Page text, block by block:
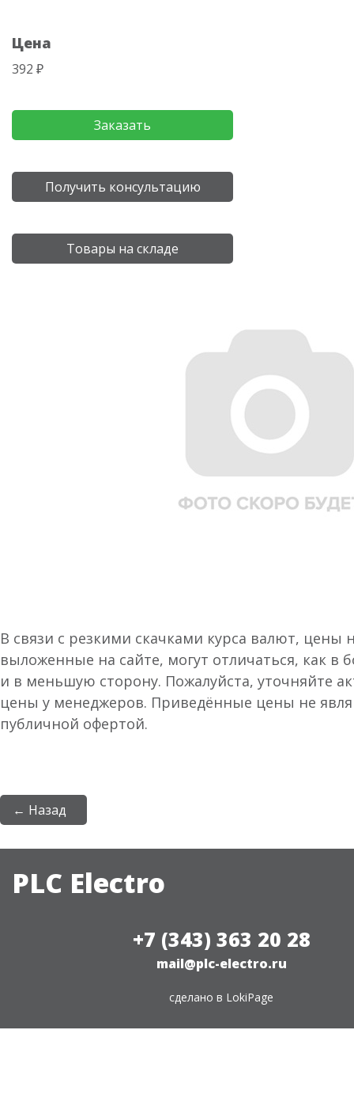
Цена
392 ₽
Заказать
Получить консультацию
Товары на складе
В связи с резкими скачками курса валют, цены
выложенные на сайте, могут отличаться, как в
и в меньшую сторону. Пожалуйста, уточняйте
цены у менеджеров. Приведённые цены не
публичной офертой.
← Назад
PLC Electro
+7 (343) 363 20 28
mail@plc-electro.ru
сделано в LokiPage